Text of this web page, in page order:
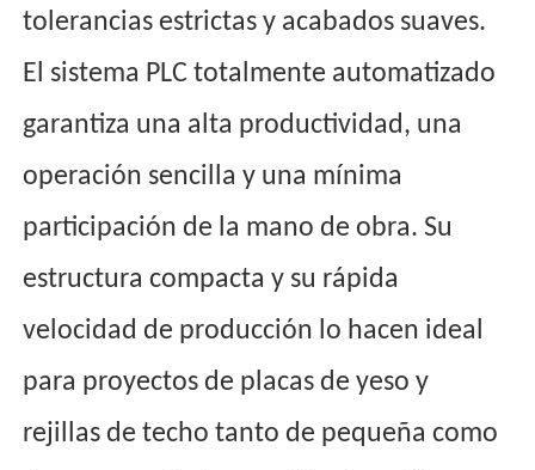
tolerancias estrictas y acabados suaves.
El sistema PLC totalmente automatizado
garantiza una alta productividad, una
operación sencilla y una mínima
participación de la mano de obra. Su
estructura compacta y su rápida
velocidad de producción lo hacen ideal
para proyectos de placas de yeso y
rejillas de techo tanto de pequeña como